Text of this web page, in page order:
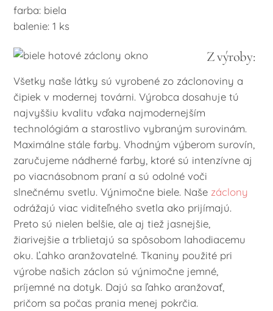
farba: biela
balenie: 1 ks
Z výroby:
Všetky naše látky sú vyrobené zo záclonoviny a
čipiek v modernej továrni. Výrobca dosahuje tú
najvyššiu kvalitu vďaka najmodernejším
technológiám a starostlivo vybraným surovinám.
Maximálne stále farby. Vhodným výberom surovín,
zaručujeme nádherné farby, ktoré sú intenzívne aj
po viacnásobnom praní a sú odolné voči
slnečnému svetlu. Výnimočne biele. Naše záclony
odrážajú viac viditeľného svetla ako prijímajú.
Preto sú nielen belšie, ale aj tiež jasnejšie,
žiarivejšie a trblietajú sa spôsobom lahodiacemu
oku. Ľahko aranžovatelné. Tkaniny použité pri
výrobe našich záclon sú výnimočne jemné,
príjemné na dotyk. Dajú sa ľahko aranžovať,
pričom sa počas prania menej pokrčia.